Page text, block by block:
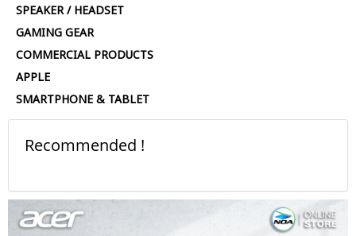
SPEAKER / HEADSET
GAMING GEAR
COMMERCIAL PRODUCTS
APPLE
SMARTPHONE & TABLET
Recommended !